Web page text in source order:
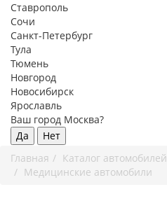
Ставрополь
Сочи
Санкт-Петербург
Тула
Тюмень
Новгород
Новосибирск
Ярославль
Ваш город Москва?
Да
Нет
Главная
Каталог автомобилей
Медицинские автомобили